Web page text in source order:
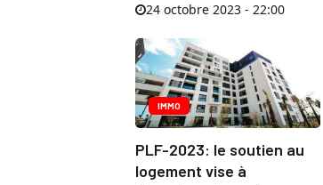
24 octobre 2023 - 22:00
IMMO
PLF-2023: le soutien au
logement vise à